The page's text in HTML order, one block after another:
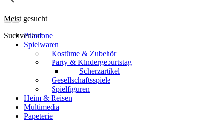
Meist gesucht
Suchverlauf
Paladone
Spielwaren
Kostüme & Zubehör
Party & Kindergeburtstag
Scherzartikel
Gesellschaftsspiele
Spielfiguren
Heim & Reisen
Multimedia
Papeterie